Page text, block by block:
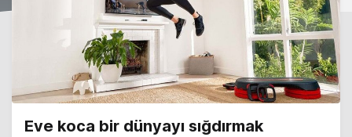
Eve koca bir dünyayı sığdırmak